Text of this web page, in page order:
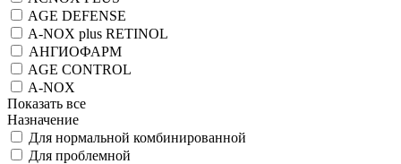
AGE DEFENSE
A-NOX plus RETINOL
АНГИОФАРМ
AGE CONTROL
A-NOX
Показать все
Назначение
Для нормальной комбинированной
Для проблемной